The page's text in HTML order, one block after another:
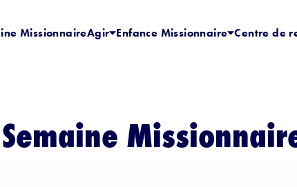
MissionnaireAgir Enfance Missionnaire Centre de